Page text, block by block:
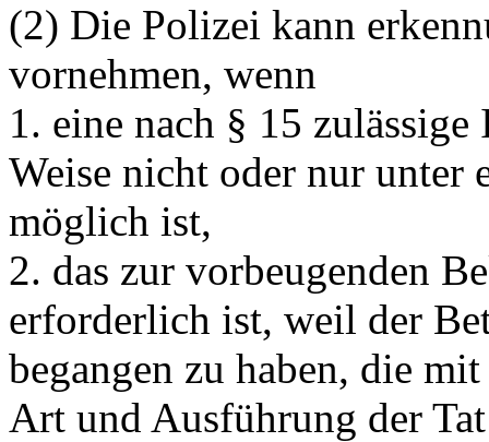
(2) Die Polizei kann
vornehmen, wenn
1. eine nach § 15
Weise nicht oder nur unter
möglich ist,
2. das zur vorbeugenden
erforderlich ist, weil der
begangen zu haben, die
Art und Ausführung der